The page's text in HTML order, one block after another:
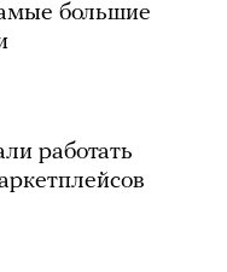
большие
работать